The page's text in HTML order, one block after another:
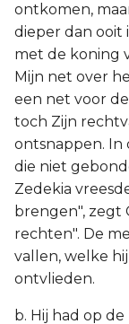
ontkomen,
dieper dan ooit
met de koning
Mijn net over
een net voor
toch Zijn
ontsnappen. In
die niet
Zedekia
brengen", zegt
rechten". De
vallen, welke
ontvlieden.
b. Hij had op